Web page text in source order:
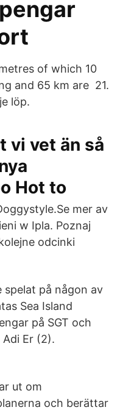
of which 10
and 65 km are 21.
löp.
vi vet än så
Hot to
mer av
w Ipla. Poznaj
odcinki
spelat på någon av
Sea Island
på SGT och
Er (2).
ut om
och berättar